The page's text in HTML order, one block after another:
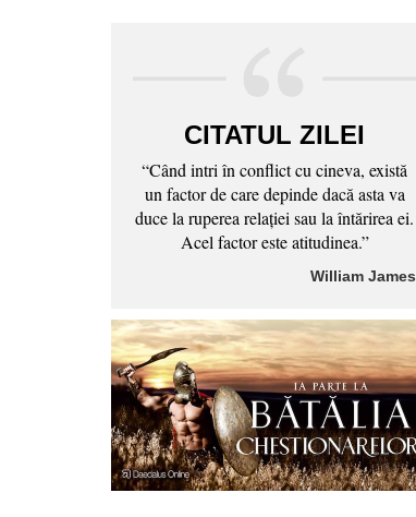
CITATUL ZILEI
“Când intri în conflict cu cineva, există
un factor de care depinde dacă asta va
duce la ruperea relaţiei sau la întărirea ei.
Acel factor este atitudinea.”
William James